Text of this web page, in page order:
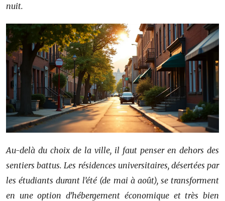
nuit.
Au-delà du choix de la ville, il faut penser en dehors des
sentiers battus. Les résidences universitaires, désertées par
les étudiants durant l’été (de mai à août), se transforment
en une option d’hébergement économique et très bien